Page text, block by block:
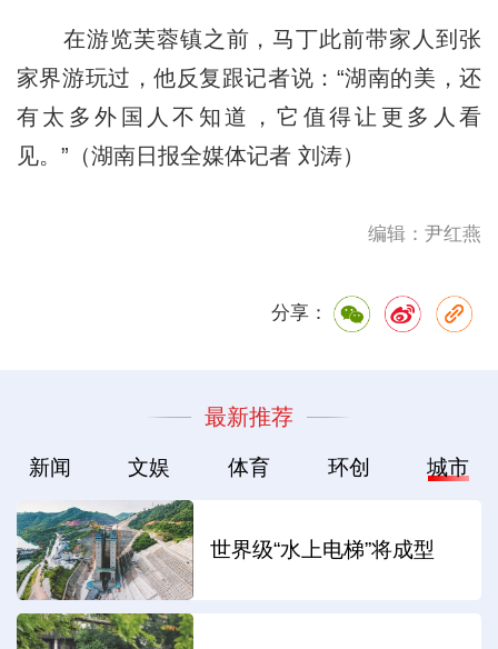
在游览芙蓉镇之前，马丁此前带家人到张
家界游玩过，他反复跟记者说：“湖南的美，还
有太多外国人不知道，它值得让更多人看
见。”（湖南日报全媒体记者 刘涛）
编辑：尹红燕
分享：
最新推荐
新闻 文娱 体育 环创 城市
世界级“水上电梯”将成型